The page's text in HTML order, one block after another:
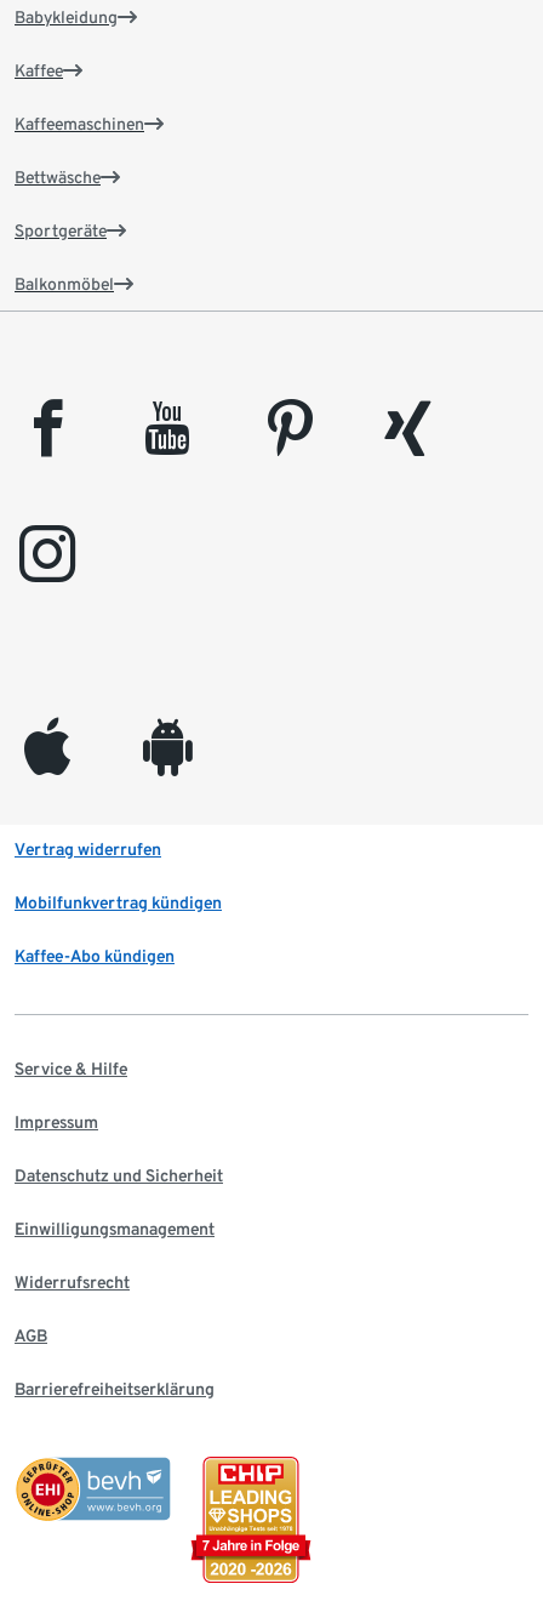
Babykleidung
Kaffee
Kaffeemaschinen
Bettwäsche
Sportgeräte
Balkonmöbel
facebook youtube pinterest
xing
instagram
appleinc android
Vertrag widerrufen
Mobilfunkvertrag kündigen
Kaffee-Abo kündigen
Service & Hilfe
Impressum
Datenschutz und Sicherheit
Einwilligungsmanagement
Widerrufsrecht
AGB
Barrierefreiheitserklärung